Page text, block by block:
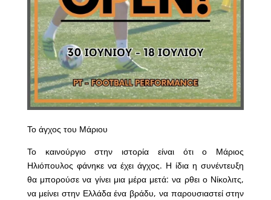
Το άγχος του Μάριου
Το καινούργιο στην ιστορία είναι ότι ο Μάριος
Ηλιόπουλος φάνηκε να έχει άγχος. Η ίδια η συνέντευξη
θα μπορούσε να γίνει μια μέρα μετά: να ρθει ο Νίκολιτς,
να μείνει στην Ελλάδα ένα βράδυ, να παρουσιαστεί στην